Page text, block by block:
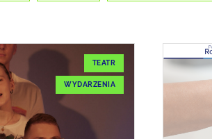
TEATR
WYDARZENIA